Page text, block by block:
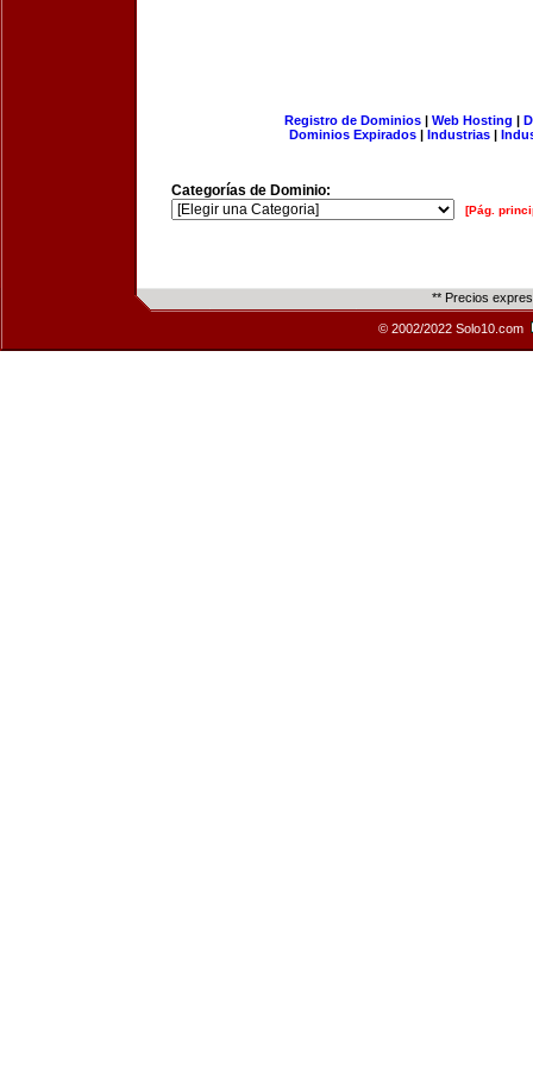
Registro de Dominios| Web Hosting |
Dominios Expirados | Industrias |
Categorías de Dominio:
[Pág.
** Precios
© 2002/2022 Solo10.com